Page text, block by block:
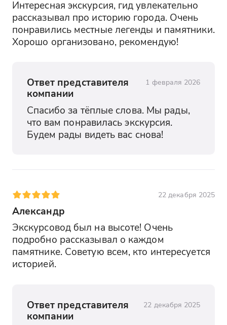
Интересная экскурсия, гид увлекательно
рассказывал про историю города. Очень
понравились местные легенды и памятники.
Хорошо организовано, рекомендую!
Ответ представителя
компании
1 февраля 2026
Спасибо за тёплые слова. Мы рады,
что вам понравилась экскурсия.
Будем рады видеть вас снова!
22 декабря 2025
Александр
Экскурсовод был на высоте! Очень
подробно рассказывал о каждом
памятнике. Советую всем, кто интересуется
историей.
Ответ представителя
компании
22 декабря 2025